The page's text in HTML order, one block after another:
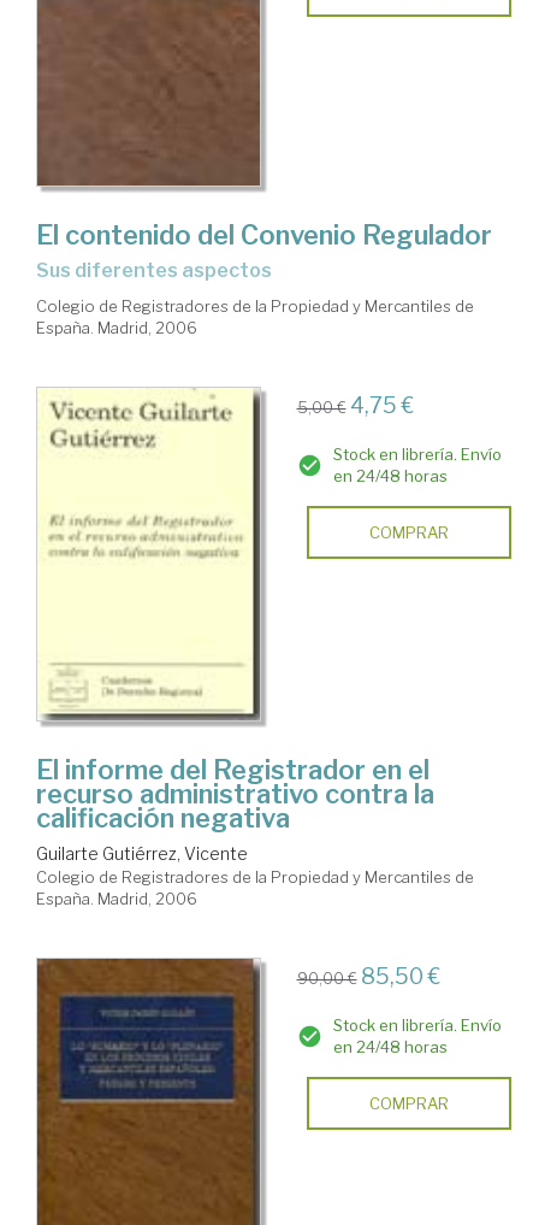
El contenido del Convenio Regulador
sus diferentes aspectos
Colegio de Registradores de la Propiedad y Mercantiles de
España. Madrid, 2006
5,00 € 4,75 €
Stock en librería. Envío
en 24/48 horas
COMPRAR
El informe del Registrador en el
recurso administrativo contra la
calificación negativa
Guilarte Gutiérrez, Vicente
Colegio de Registradores de la Propiedad y Mercantiles de
España. Madrid, 2006
90,00 € 85,50 €
Stock en librería. Envío
en 24/48 horas
COMPRAR